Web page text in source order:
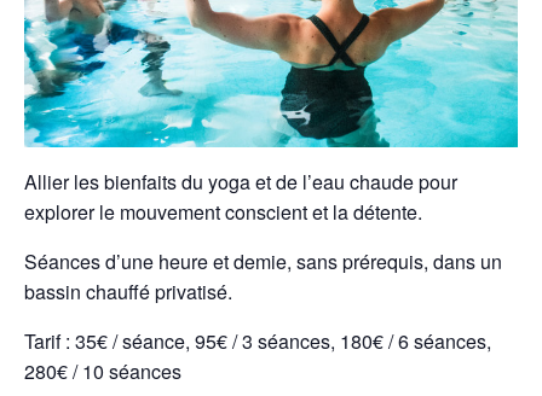
Allier les bienfaits du yoga et de l’eau chaude pour
explorer le mouvement conscient et la détente.
Séances d’une heure et demie, sans prérequis, dans un
bassin chauffé privatisé.
Tarif : 35€ / séance, 95€ / 3 séances, 180€ / 6 séances,
280€ / 10 séances